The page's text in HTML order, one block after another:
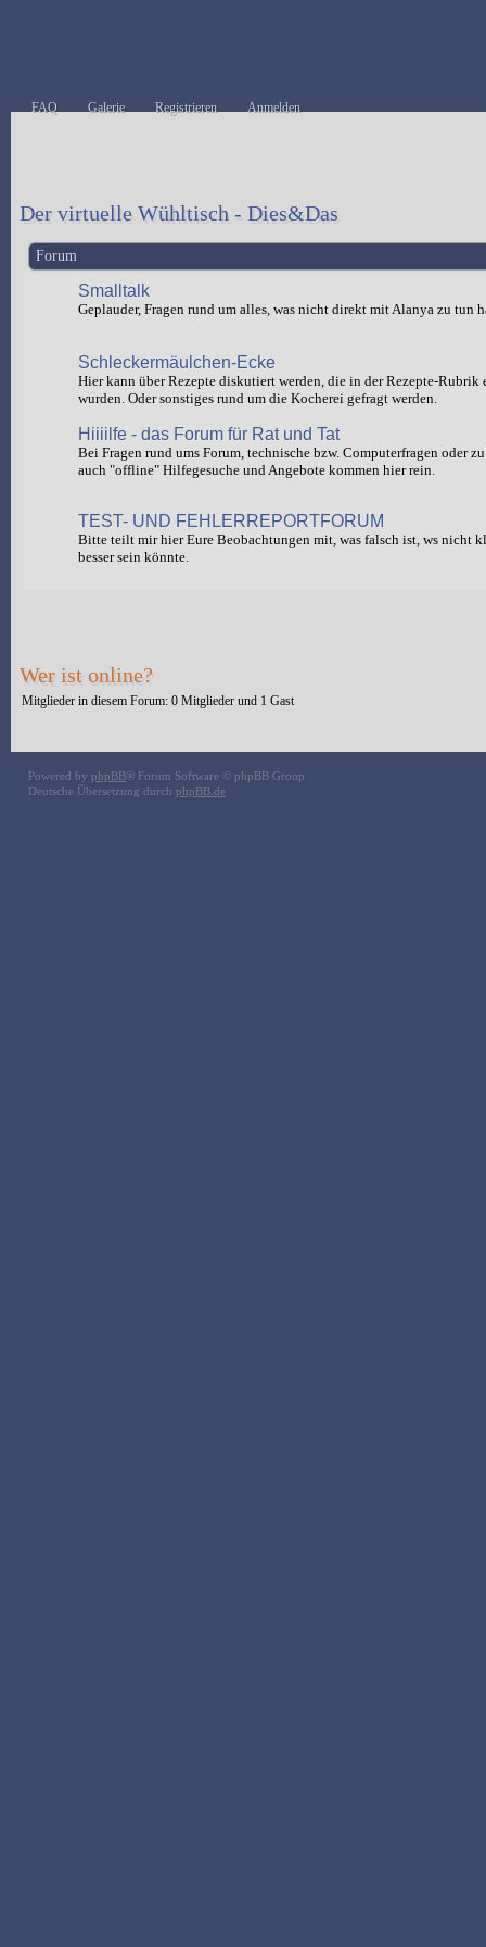
FAQ Galerie Registrieren Anmelden
Der virtuelle Wühltisch - Dies&Das
Forum
Smalltalk
Geplauder, Fragen rund um alles, was nicht direkt mit Alanya zu tun
Schleckermäulchen-Ecke
Hier kann über Rezepte diskutiert werden, die in der Rezepte-Rubrik
wurden. Oder sonstiges rund um die Kocherei gefragt werden.
Hiiiilfe - das Forum für Rat und Tat
Bei Fragen rund ums Forum, technische bzw. Computerfragen oder
auch "offline" Hilfegesuche und Angebote kommen hier rein.
TEST- UND FEHLERREPORTFORUM
Bitte teilt mir hier Eure Beobachtungen mit, was falsch ist, ws nicht
besser sein könnte.
Wer ist online?
Mitglieder in diesem Forum: 0 Mitglieder und 1 Gast
Powered by phpBB® Forum Software © phpBB Group
Deutsche Übersetzung durch phpBB.de